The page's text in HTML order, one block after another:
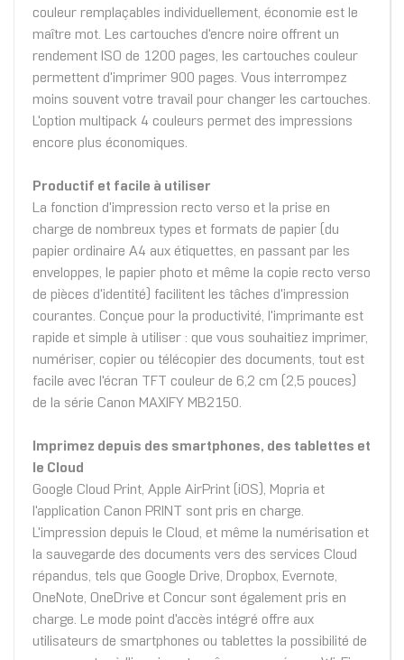
couleur remplaçables individuellement, économie est le
maître mot. Les cartouches d'encre noire offrent un
rendement ISO de 1200 pages, les cartouches couleur
permettent d'imprimer 900 pages. Vous interrompez
moins souvent votre travail pour changer les cartouches.
L'option multipack 4 couleurs permet des impressions
encore plus économiques.
Productif et facile à utiliser
La fonction d'impression recto verso et la prise en
charge de nombreux types et formats de papier (du
papier ordinaire A4 aux étiquettes, en passant par les
enveloppes, le papier photo et même la copie recto verso
de pièces d'identité) facilitent les tâches d'impression
courantes. Conçue pour la productivité, l'imprimante est
rapide et simple à utiliser : que vous souhaitiez imprimer,
numériser, copier ou télécopier des documents, tout est
facile avec l'écran TFT couleur de 6,2 cm (2,5 pouces)
de la série Canon MAXIFY MB2150.
Imprimez depuis des smartphones, des tablettes et
le Cloud
Google Cloud Print, Apple AirPrint (iOS), Mopria et
l'application Canon PRINT sont pris en charge.
L'impression depuis le Cloud, et même la numérisation et
la sauvegarde des documents vers des services Cloud
répandus, tels que Google Drive, Dropbox, Evernote,
OneNote, OneDrive et Concur sont également pris en
charge. Le mode point d'accès intégré offre aux
utilisateurs de smartphones ou tablettes la possibilité de